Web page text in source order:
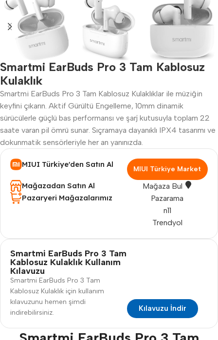
Smartmi EarBuds Pro 3 Tam Kablosuz
Kulaklık
Smartmi EarBuds Pro 3 Tam Kablosuz Kulaklıklar ile müziğin
keyfini çıkarın. Aktif Gürültü Engelleme, 10mm dinamik
sürücülerle güçlü bas performansı ve şarj kutusuyla toplam 22
saate varan pil ömrü sunar. Sıçramaya dayanıklı IPX4 tasarımı ve
dokunmatik sensörleriyle her an yanınızda.
MIUI Türkiye'den Satın Al
MIUI Türkiye Market
Mağazadan Satın Al
Mağaza Bul
Pazaryeri Mağazalarımız
Trendyol
n11
Pazarama
Smartmi EarBuds Pro 3 Tam
Kablosuz Kulaklık Kullanım
Kılavuzu
Smartmi EarBuds Pro 3 Tam
Kablosuz Kulaklık için kullanım
kılavuzunu hemen şimdi
indirebilirsiniz.
Kılavuzu İndir